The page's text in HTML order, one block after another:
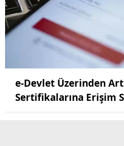
e-Devlet Üzerinden
Sertifikalarına Erişim